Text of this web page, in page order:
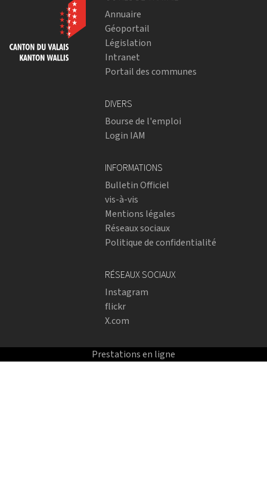
Annuaire
Géoportail
Législation
Intranet
Portail des communes
DIVERS
Bourse de l'emploi
Login IAM
INFORMATIONS
Bulletin Officiel
vis-à-vis
Mentions légales
Réseaux sociaux
Politique de confidentialité
RÉSEAUX SOCIAUX
Instagram
flickr
X.com
Prestations en ligne